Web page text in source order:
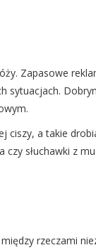
Zapasowe
sytuacjach.
ciszy, a takie
słuchawki z
rzeczami